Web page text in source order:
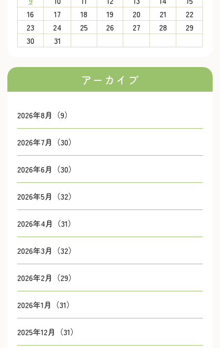
16
17 18 19 20 21
22
23
24 25 26 27 28
29
30
31
アーカイブ
2026年8月（9）
2026年7月（30）
2026年6月（30）
2026年5月（32）
2026年4月（31）
2026年3月（32）
2026年2月（29）
2026年1月（31）
2025年12月（31）